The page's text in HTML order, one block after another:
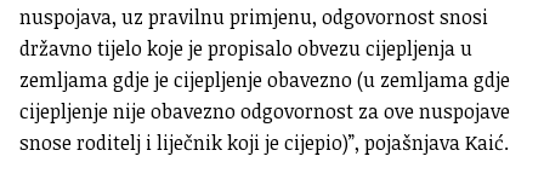
nuspojava, uz pravilnu primjenu, odgovornost snosi
državno tijelo koje je propisalo obvezu cijepljenja u
zemljama gdje je cijepljenje obavezno (u zemljama gdje
cijepljenje nije obavezno odgovornost za ove nuspojave
snose roditelj i liječnik koji je cijepio)”, pojašnjava Kaić.